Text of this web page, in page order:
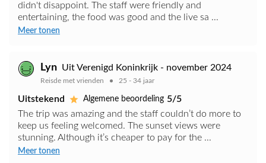
didn't disappoint. The staff were friendly and
entertaining, the food was good and the live sa ...
Meer tonen
Lyn Uit Verenigd Koninkrijk - november 2024
Reisde met vrienden 25 - 34 jaar
Uitstekend Algemene beoordeling 5/5
The trip was amazing and the staff couldn’t do more to
keep us feeling welcomed. The sunset views were
stunning. Although it’s cheaper to pay for the ...
Meer tonen